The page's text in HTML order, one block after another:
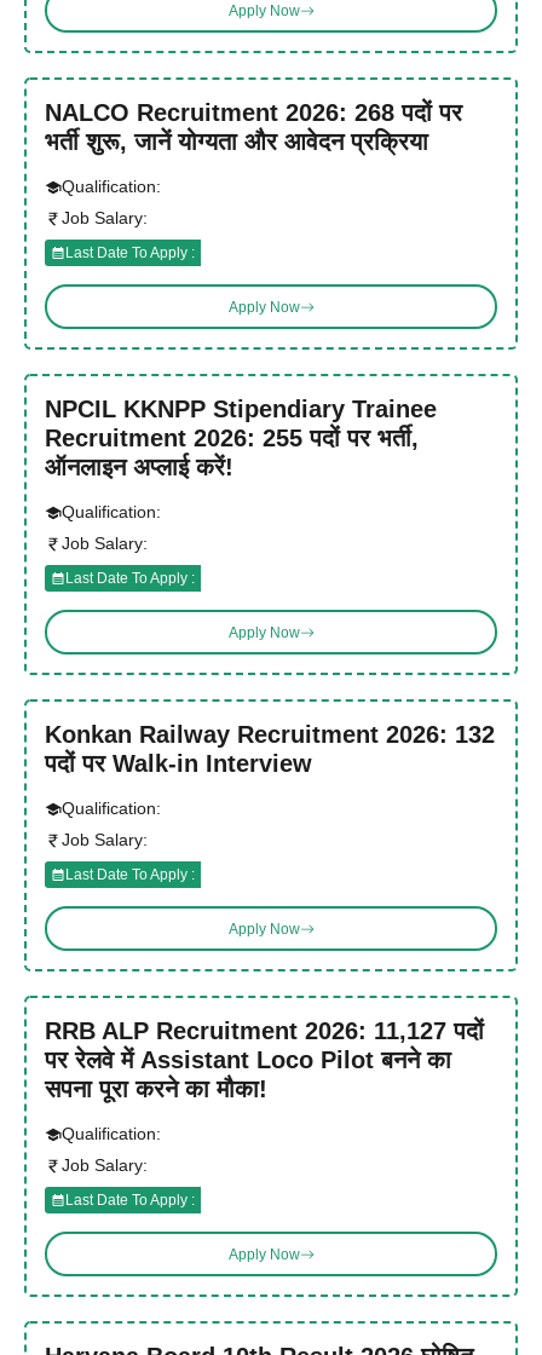
Apply Now
NALCO Recruitment 2026: 268 पदों पर
भर्ती शुरू, जानें योग्यता और आवेदन प्रक्रिया
Qualification:
Job Salary:
Last Date To Apply :
Apply Now
NPCIL KKNPP Stipendiary Trainee
Recruitment 2026: 255 पदों पर भर्ती,
ऑनलाइन अप्लाई करें!
Qualification:
Job Salary:
Last Date To Apply :
Apply Now
Konkan Railway Recruitment 2026: 132
पदों पर Walk-in Interview
Qualification:
Job Salary:
Last Date To Apply :
Apply Now
RRB ALP Recruitment 2026: 11,127 पदों
पर रेलवे में Assistant Loco Pilot बनने का
सपना पूरा करने का मौका!
Qualification:
Job Salary:
Last Date To Apply :
Apply Now